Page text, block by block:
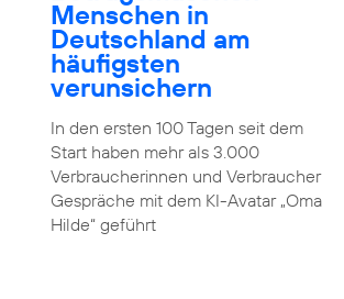
Menschen in
Deutschland am
häufigsten
verunsichern
In den ersten 100 Tagen seit dem
Start haben mehr als 3.000
Verbraucherinnen und Verbraucher
Gespräche mit dem KI-Avatar „Oma
Hilde“ geführt